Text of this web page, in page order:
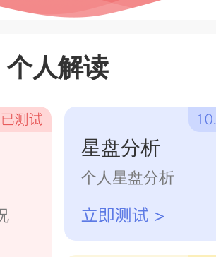
个人解读
星盘分析
个人星盘分析